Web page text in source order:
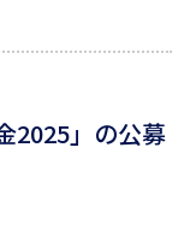
2025」の公募